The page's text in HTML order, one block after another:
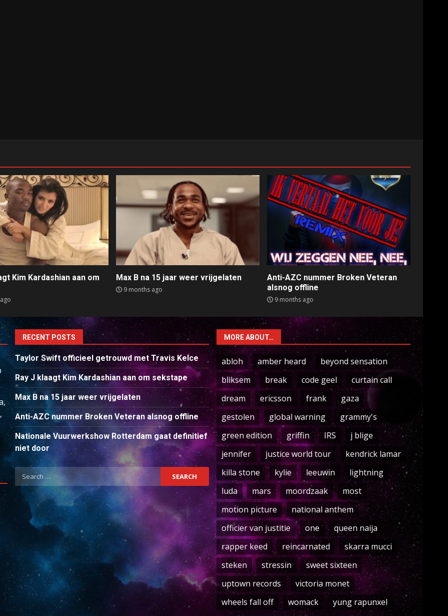
Kim Kardashian aan om
Max B na 15 jaar weer vrijgelaten
9 months ago
Anti-AZC nummer Broken Veteran
alsnog offline
9 months ago
RECENT POSTS
Taylor Swift officieel getrouwd met Travis Kelce
Ray J klaagt Kim Kardashian aan om sekstape
Max B na 15 jaar weer vrijgelaten
Anti-AZC nummer Broken Veteran alsnog offline
Nationale Vuurwerkshow Rotterdam gaat definitief
niet door
Search
for:
MORE ABOUT…
abloh amber heard
beyond sensation
bliksem
break code geel
curtain call
dream
ericsson frank
gaza
gestolen
global warning
grammy's
green edition
griffin IRS
j blige
jennifer
justice world tour
kendrick lamar
killa stone
kylie leeuwin
lightning
luda
mars moordzaak
most
motion picture
national anthem
officier van justitie
one
queen naija
rapper keed
reincarnated
skarra mucci
steken
stressin
sweet sixteen
uptown records
victoria monet
wheels fall off
womack yung rapunxel